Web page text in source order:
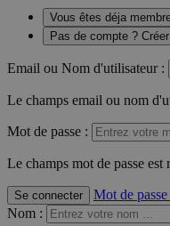
Vous êtes déja
Pas de compte ?
Email ou Nom d'utilisateur :
Le champs email ou nom
Mot de passe :
Le champs mot de passe est
Se connecter
Mot de
Nom :